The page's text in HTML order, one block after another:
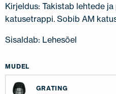
Kirjeldus: Takistab lehtede
katusetrappi. Sobib AM
Sisaldab: Lehesõel
MUDEL
GRATING